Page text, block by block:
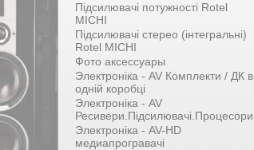
Підсилювачі потужності Rotel
MICHI
Підсилювачі стерео (інтегральні)
Rotel MICHI
Фото аксессуары
Электроніка - AV Комплекти / ДК в
одній коробці
Электроніка - AV
Ресивери.Підсилювачі.Процесори
Электроніка - AV-HD
медиапрогравачі